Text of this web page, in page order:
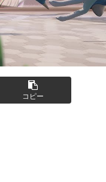
コピー